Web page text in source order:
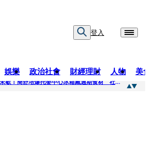
登入
娛樂 政治社會 財經理財 人物 美
夏莉絲虐童爭議未歇！簡舒培爆托嬰中心冰箱藏過期食材 社會局稽查「業者竟已現場等候」